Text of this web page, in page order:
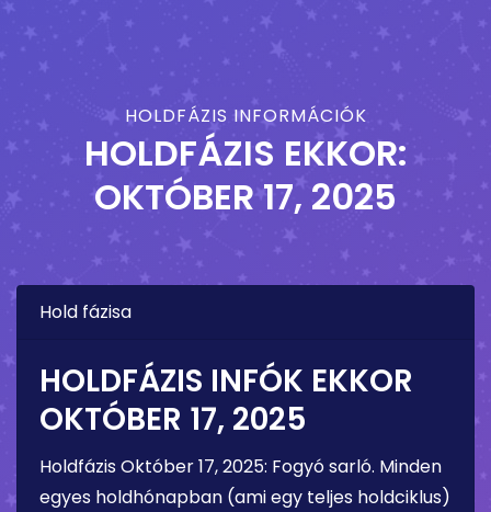
HOLDFÁZIS INFORMÁCIÓK
HOLDFÁZIS EKKOR:
OKTÓBER 17, 2025
Hold fázisa
HOLDFÁZIS INFÓK EKKOR
OKTÓBER 17, 2025
Holdfázis Október 17, 2025: Fogyó sarló. Minden
egyes holdhónapban (ami egy teljes holdciklus)